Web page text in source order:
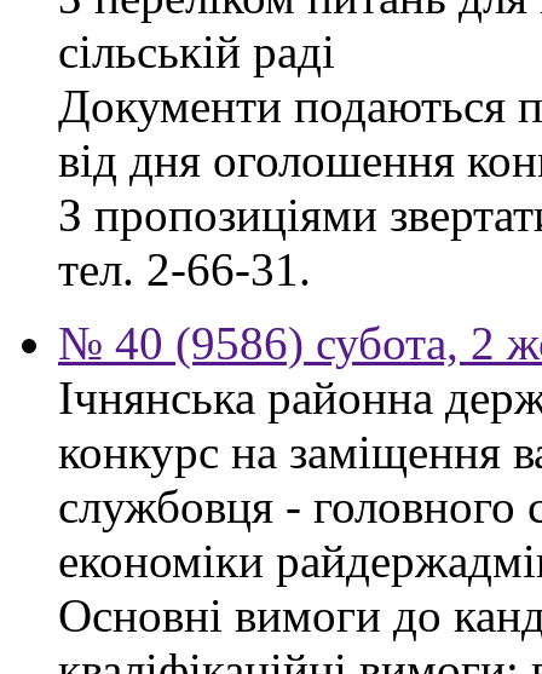
сільській раді
Документи подаються
від дня оголошення
З пропозиціями
тел. 2-66-31.
№ 40 (9586) субота, 2
Ічнянська районна
конкурс на заміщення
службовця - головного
економіки
Основні вимоги до